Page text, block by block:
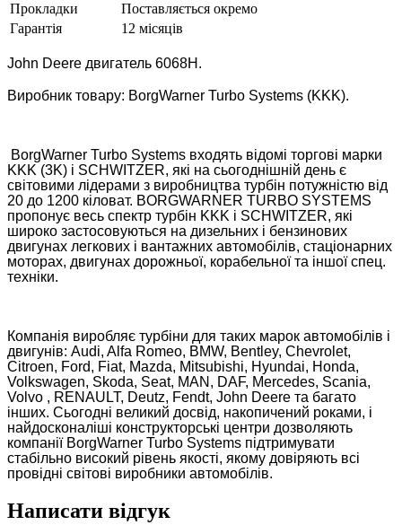
Прокладки
Поставляється окремо
Гарантія
12 місяців
John Deere двигатель 6068H.
Виробник товару: BorgWarner Turbo Systems (KKK).
BorgWarner Turbo Systems входять відомі торгові марки
KKK (3K) і SCHWITZER, які на сьогоднішній день є
світовими лідерами з виробництва турбін потужністю від
20 до 1200 кіловат. BORGWARNER TURBO SYSTEMS
пропонує весь спектр турбін KKK і SCHWITZER, які
широко застосовуються на дизельних і бензинових
двигунах легкових і вантажних автомобілів, стаціонарних
моторах, двигунах дорожньої, корабельної та іншої спец.
техніки.
Компанія виробляє турбіни для таких марок автомобілів і
двигунів: Audi, Alfa Romeo, BMW, Bentley, Chevrolet,
Citroen, Ford, Fiat, Mazda, Mitsubishi, Hyundai, Honda,
Volkswagen, Skoda, Seat, MAN, DAF, Mercedes, Scania,
Volvo , RENAULT, Deutz, Fendt, John Deere та багато
інших. Сьогодні великий досвід, накопичений роками, і
найдосконаліші конструкторські центри дозволяють
компанії BorgWarner Turbo Systems підтримувати
стабільно високий рівень якості, якому довіряють всі
провідні світові виробники автомобілів.
Написати відгук